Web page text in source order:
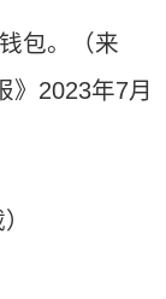
包。（来
》2023年7月